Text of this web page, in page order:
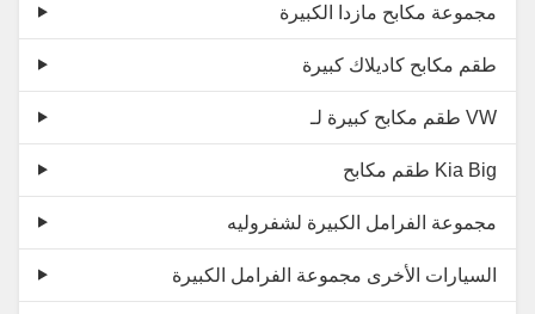
مجموعة مكابح مازدا الكبيرة
طقم مكابح كاديلاك كبيرة
طقم مكابح كبيرة لـ VW
طقم مكابح Kia Big
مجموعة الفرامل الكبيرة لشفروليه
السيارات الأخرى مجموعة الفرامل الكبيرة